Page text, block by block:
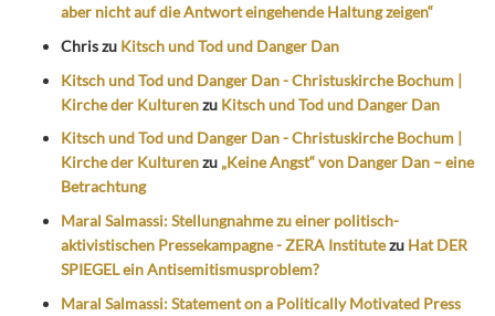
aber nicht auf die Antwort eingehende Haltung zeigen“
Chriszu Kitsch und Tod und Danger Dan
Kitsch und Tod und Danger Dan - Christuskirche Bochum |
Kirche der Kulturenzu Kitsch und Tod und Danger Dan
Kitsch und Tod und Danger Dan - Christuskirche Bochum |
Kirche der Kulturenzu „Keine Angst“ von Danger Dan – eine
Betrachtung
Maral Salmassi: Stellungnahme zu einer politisch-
aktivistischen Pressekampagne - ZERA Institutezu Hat DER
SPIEGEL ein Antisemitismusproblem?
Maral Salmassi: Statement on a Politically Motivated Press